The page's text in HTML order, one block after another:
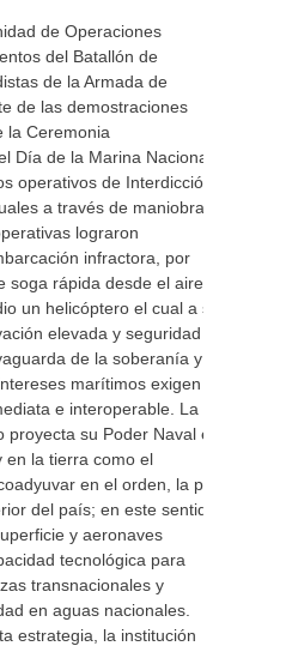
de Operaciones
del Batallón de
de la Armada de
de las demostraciones
la Ceremonia
Día de la Marina Nacional,
operativos de Interdicción
a través de maniobras
lograron
infractora, por
soga rápida desde el aire,
un helicóptero el cual a su
elevada y seguridad
de la soberanía y la
marítimos exigen
e interoperable. La
su Poder Naval en
en la tierra como el
en el orden, la paz
del país; en este sentido,
y aeronaves
tecnológica para
transnacionales y
en aguas nacionales.
estrategia, la institución